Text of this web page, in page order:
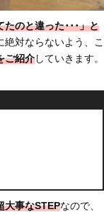
たのと違った･･･」と
対ならないよう、こ
ご紹介していきます。
大事なSTEPなので、